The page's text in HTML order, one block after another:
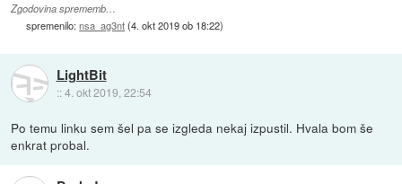
Zgodovina sprememb…
spremenilo:nsa_ag3nt(4. okt 2019 ob 18:22)
LightBit
::4. okt 2019, 22:54
Po temu linku sem šel pa se izgleda nekaj izpustil. Hvala bom še
enkrat probal.